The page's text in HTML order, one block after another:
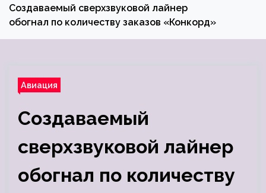
Создаваемый сверхзвуковой лайнер
обогнал по количеству заказов «Конкорд»
Авиация
Создаваемый
сверхзвуковой лайнер
обогнал по количеству